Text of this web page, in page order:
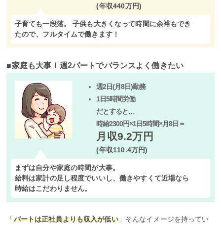
(年収440万円)
子育ても一段落。 子供も大きくなって時間に余裕もでき
たので、フルタイムで働きます！
■家庭も大事！週2パートでバランスよく働きたい
週2日(月8日)勤務
1日5時間労働
だとすると…
時給2300円×1日5時間×月8日＝
月収9.2万円
(年収110.4万円)
まずは自分や家庭の時間が大事。
給料は家計の足し程度でいいし、働きやすくて近場なら
時給はこだわりません。
「 パートは正社員よりも収入が低い」そんなイメージを持ってい